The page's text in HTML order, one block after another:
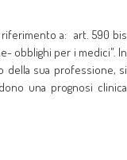
riferimento a: art. 590 bis
obblighi per i medici". In
della sua professione, si
una prognosi clinica